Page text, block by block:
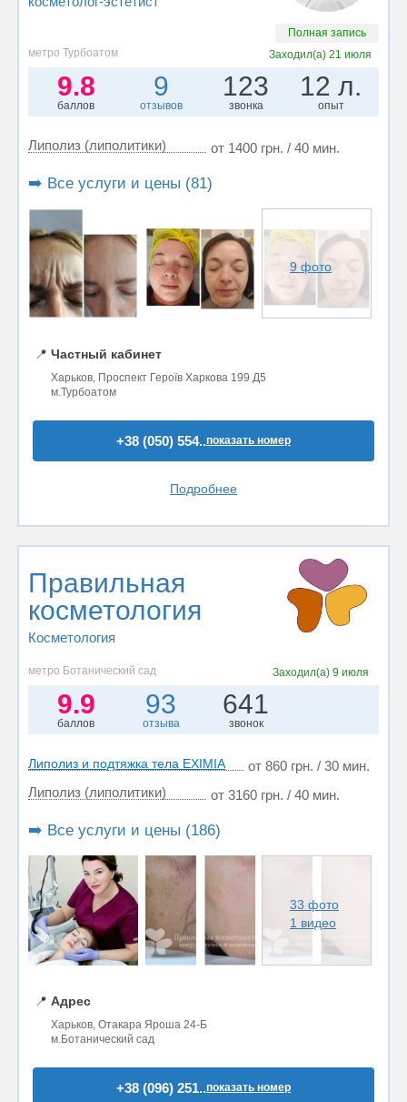
Полная запись
метро Турбоатом
Заходил(а)21 июля
9.8
баллов
9
отзывов
123
звонка
12 л.
опыт
Липолиз (липолитики) от 1400 грн. / 40 мин.
➡️ Все услуги и цены (81)
9 фото
📍 Частный кабинет
Харьков, Проспект Героїв Харкова 199 Д5
м.Турбоатом
+38 (050) 554..показать номер
Подробнее
Правильная
косметология
Косметология
метро Ботанический сад Заходил(а) 9 июля
9.9
баллов
93
отзыва
641
звонок
Липолиз и подтяжка тела EXIMIA
от 860 грн. / 30 мин.
Липолиз (липолитики)
от 3160 грн. / 40 мин.
➡️ Все услуги и цены (186)
33 фото
1 видео
📍 Адрес
Харьков, Отакара Яроша 24-Б
м.Ботанический сад
+38 (096) 251..показать номер